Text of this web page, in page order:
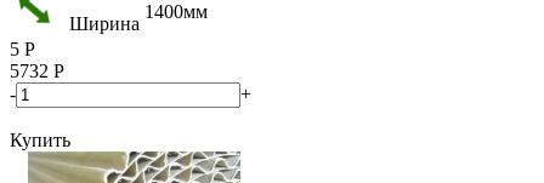
Ширина
1400мм
5 Р
5732 Р
-
+
Купить